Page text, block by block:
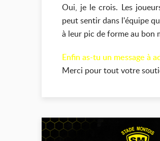
Oui, je le crois. Les
peut sentir dans l'équipe
à leur pic de forme au bon
Enfin as-tu un message à
Merci pour tout votre